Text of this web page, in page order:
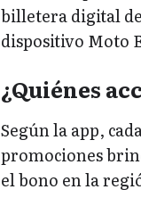
billetera digital
dispositivo Moto
¿Quiénes
Según la app,
promociones
el bono en la